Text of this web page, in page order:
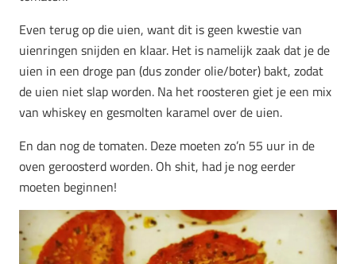
Even terug op die uien, want dit is geen kwestie van
uienringen snijden en klaar. Het is namelijk zaak dat je de
uien in een droge pan (dus zonder olie/boter) bakt, zodat
de uien niet slap worden. Na het roosteren giet je een mix
van whiskey en gesmolten karamel over de uien.
En dan nog de tomaten. Deze moeten zo’n 55 uur in de
oven geroosterd worden. Oh shit, had je nog eerder
moeten beginnen!